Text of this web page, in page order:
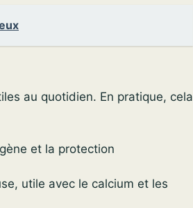
au quotidien. En pratique, cela
et la protection
utile avec le calcium et les